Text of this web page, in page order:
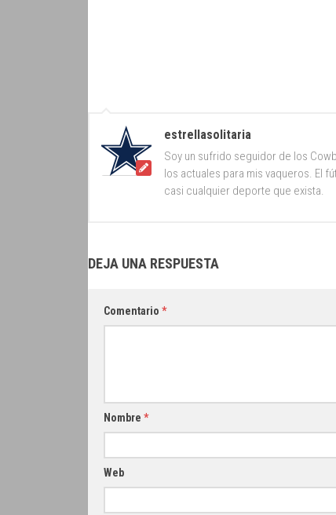
estrellasolitaria
Soy un sufrido seguidor de los
los actuales para mis vaqueros. El
casi cualquier deporte que exista.
DEJA UNA RESPUESTA
Comentario *
Nombre *
Web